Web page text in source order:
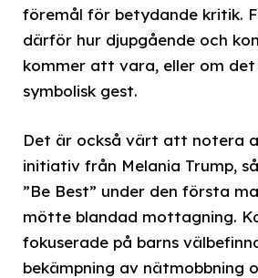
föremål för betydande kritik.
därför hur djupgående och
kommer att vara, eller om
symbolisk gest.
Det är också värt att notera
initiativ från Melania Trump,
”Be Best” under den första
mötte blandad mottagning.
fokuserade på barns
bekämpning av nätmobbning